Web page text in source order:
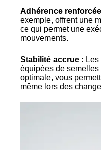
Adhérence
exemple, offrent une
ce qui permet une
mouvements.
Stabilité accrue :
équipées de
optimale, vous
même lors des